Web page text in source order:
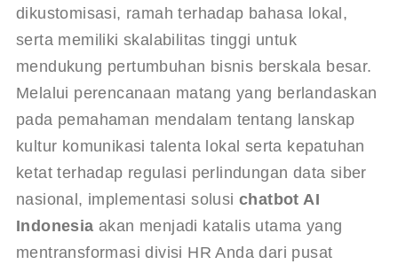
dikustomisasi, ramah terhadap bahasa lokal,
serta memiliki skalabilitas tinggi untuk
mendukung pertumbuhan bisnis berskala besar.
Melalui perencanaan matang yang berlandaskan
pada pemahaman mendalam tentang lanskap
kultur komunikasi talenta lokal serta kepatuhan
ketat terhadap regulasi perlindungan data siber
nasional, implementasi solusi chatbot AI
Indonesia akan menjadi katalis utama yang
mentransformasi divisi HR Anda dari pusat